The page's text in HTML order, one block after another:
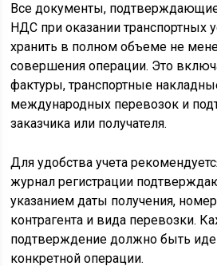
Все документы,
НДС при оказании транспортных
хранить в полном объеме не
совершения операции. Это
фактуры, транспортные
международных перевозок и
заказчика или получателя.
Для удобства учета
журнал регистрации
указанием даты получения,
контрагента и вида перевозки.
подтверждение должно быть
конкретной операции.